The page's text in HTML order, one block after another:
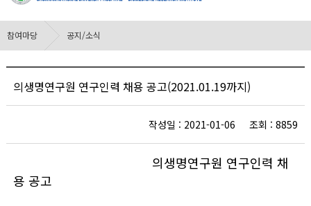
참여마당 공지/소식
의생명연구원 연구인력 채용 공고(2021.01.19까지)
작성일 : 2021-01-06 조회 : 8859
의생명연구원 연구인력 채
용 공고